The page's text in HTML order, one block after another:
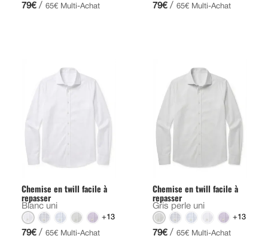
79€ / 65€ Multi-Achat 79€ / 65€ Multi-Achat
Chemise en twill facile à
repasser
Blanc uni
+13
79€ / 65€ Multi-Achat
Chemise en twill facile à
repasser
Gris perle uni
+13
79€ / 65€ Multi-Achat